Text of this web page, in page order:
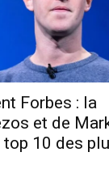
Forbes : la
et de
top 10 des